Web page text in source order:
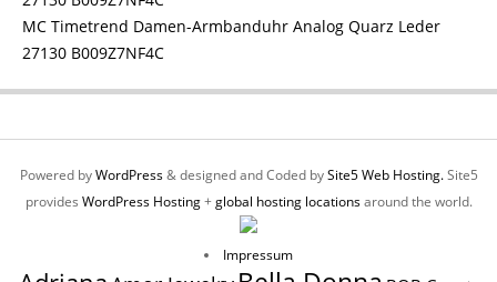
MC Timetrend Damen-Armbanduhr Analog Quarz Leder
27130 B009Z7NF4C
Powered byWordPress& designed and Coded bySite5 Web Hosting.Site5
provides WordPress Hosting+global hosting locationsaround the world.
Impressum